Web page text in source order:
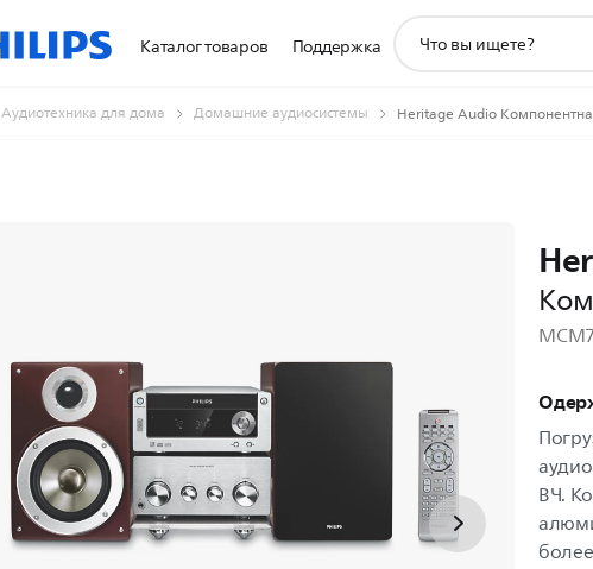
Каталог товаров Поддержка
поддержки
Аудиотехника для дома Домашние аудиосистемы Heritage Audio
ВЧ.